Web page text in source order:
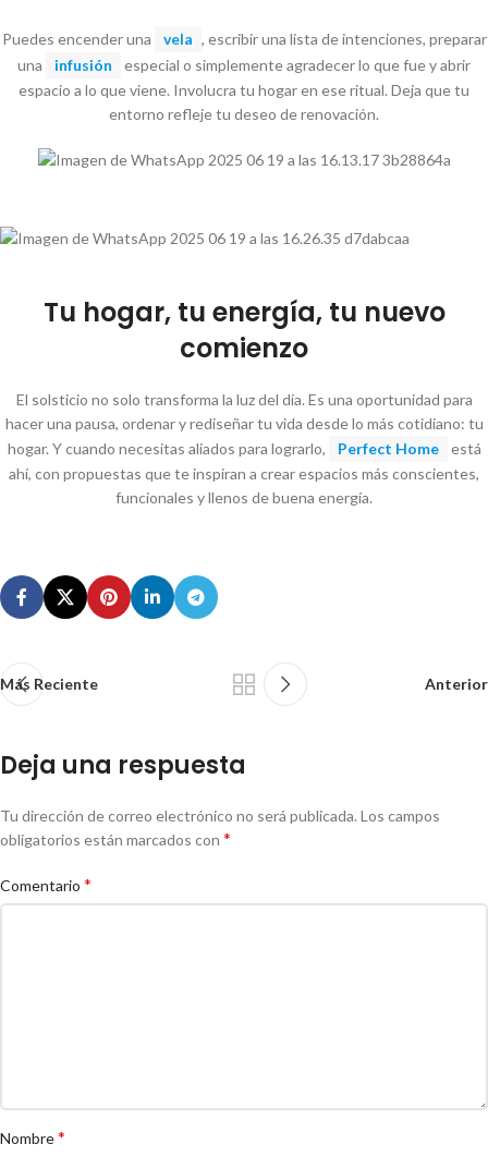
Puedes encender una vela , escribir una lista de intenciones, preparar
una
infusión
especial o simplemente agradecer lo que fue y abrir
espacio a lo que viene. Involucra tu hogar en ese ritual. Deja que tu
entorno refleje tu deseo de renovación.
Tu hogar, tu energía, tu nuevo
comienzo
El solsticio no solo transforma la luz del día. Es una oportunidad para
hacer una pausa, ordenar y rediseñar tu vida desde lo más cotidiano: tu
hogar. Y cuando necesitas aliados para lograrlo,
Perfect Home
está
ahí, con propuestas que te inspiran a crear espacios más conscientes,
funcionales y llenos de buena energía.
Más Reciente Anterior
Deja una respuesta
Tu dirección de correo electrónico no será publicada. Los campos
obligatorios están marcados con *
Comentario *
Nombre*